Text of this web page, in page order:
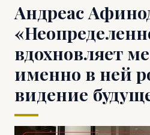
Андреас
вдохновляет
именно в ней
видение